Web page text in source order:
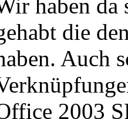
haben da
die
Auch
2003